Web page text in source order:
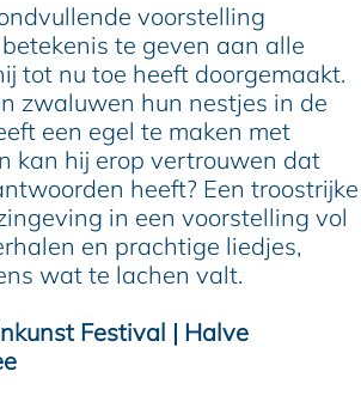
voorstelling
te geven aan alle
tot nu toe heeft doorgemaakt.
zwaluwen hun nestjes in de
een egel te maken met
kan hij erop vertrouwen dat
heeft? Een troostrijke
in een voorstelling vol
en prachtige liedjes,
wat te lachen valt.
Festival | Halve